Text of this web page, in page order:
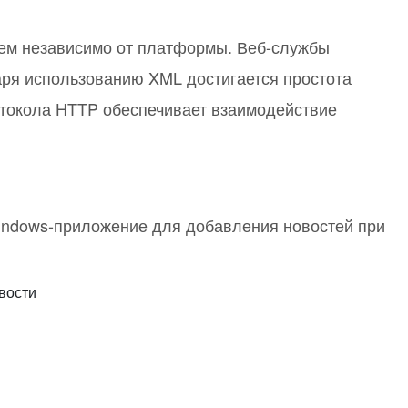
независимо от платформы. Веб-службы
использованию XML достигается простота
HTTP обеспечивает взаимодействие
приложение для добавления новостей при